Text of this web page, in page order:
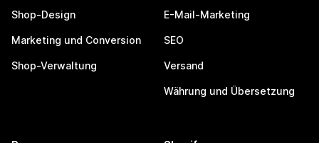
Shop-Design
Marketing und Conversion
Shop-Verwaltung
E-Mail-Marketing
SEO
Versand
Währung und Übersetzung